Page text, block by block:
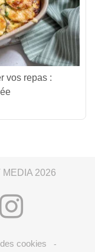
vos repas :
2026
cookies -